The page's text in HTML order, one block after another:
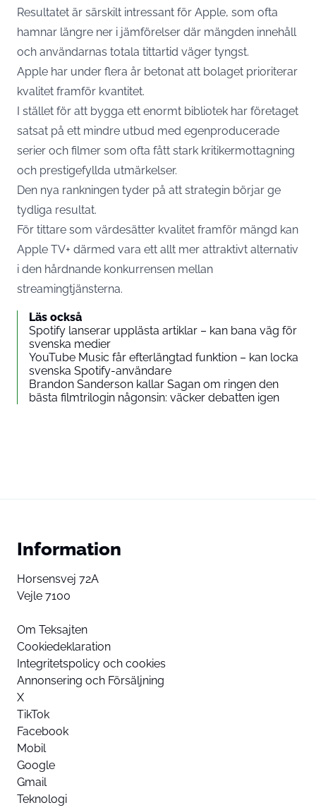
Resultatet är särskilt intressant för Apple, som ofta
hamnar längre ner i jämförelser där mängden innehåll
och användarnas totala tittartid väger tyngst.
Apple har under flera år betonat att bolaget prioriterar
kvalitet framför kvantitet.
I stället för att bygga ett enormt bibliotek har företaget
satsat på ett mindre utbud med egenproducerade
serier och filmer som ofta fått stark kritikermottagning
och prestigefyllda utmärkelser.
Den nya rankningen tyder på att strategin börjar ge
tydliga resultat.
För tittare som värdesätter kvalitet framför mängd kan
Apple TV+ därmed vara ett allt mer attraktivt alternativ
i den hårdnande konkurrensen mellan
streamingtjänsterna.
Läs också
Spotify lanserar upplästa artiklar – kan bana väg för
svenska medier
YouTube Music får efterlängtad funktion – kan locka
svenska Spotify-användare
Brandon Sanderson kallar Sagan om ringen den
bästa filmtrilogin någonsin: väcker debatten igen
Information
Horsensvej 72A
Vejle 7100
Om Teksajten
Cookiedeklaration
Integritetspolicy och cookies
Annonsering och Försäljning
X
TikTok
Facebook
Mobil
Google
Gmail
Teknologi